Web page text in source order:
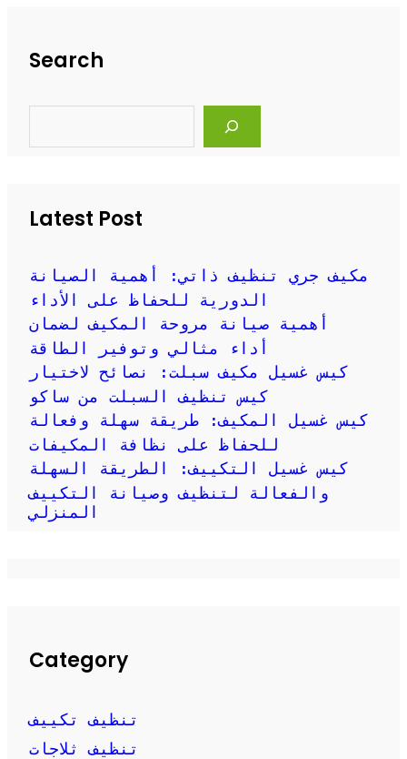
Search
Latest Post
مكيف جري تنظيف ذاتي: أهمية الصيانة
الدورية للحفاظ على الأداء
أهمية صيانة مروحة المكيف لضمان
أداء مثالي وتوفير الطاقة
كيس غسيل مكيف سبلت: نصائح لاختيار
كيس تنظيف السبلت من ساكو
كيس غسيل المكيف: طريقة سهلة وفعالة
للحفاظ على نظافة المكيفات
كيس غسيل التكييف: الطريقة السهلة
والفعالة لتنظيف وصيانة التكييف
المنزلي
Category
تنظيف تكييف
تنظيف ثلاجات